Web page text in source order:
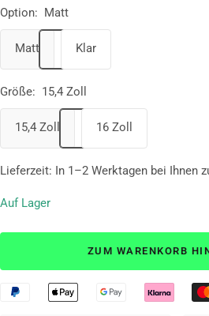
Option: Matt
Matt Klar
Größe: 15,4 Zoll
15,4 Zoll 16 Zoll
Lieferzeit: In 1–2 Werktagen bei Ihnen
Auf Lager
ZUM WARENKORB